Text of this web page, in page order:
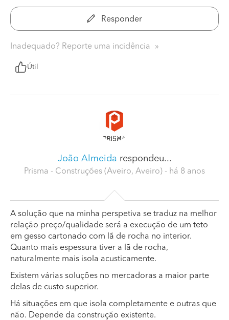
Responder
Inadequado? Reporte uma incidência
Útil
João Almeida respondeu...
Prisma - Construções (Aveiro, Aveiro) - há 8 anos
A solução que na minha perspetiva se traduz na melhor
relação preço/qualidade será a execução de um teto
em gesso cartonado com lã de rocha no interior.
Quanto mais espessura tiver a lã de rocha,
naturalmente mais isola acusticamente.
Existem várias soluções no mercadoras a maior parte
delas de custo superior.
Há situações em que isola completamente e outras que
não. Depende da construção existente.